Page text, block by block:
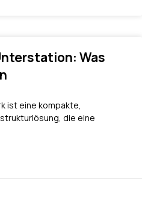
Was
ist eine kompakte,
die eine